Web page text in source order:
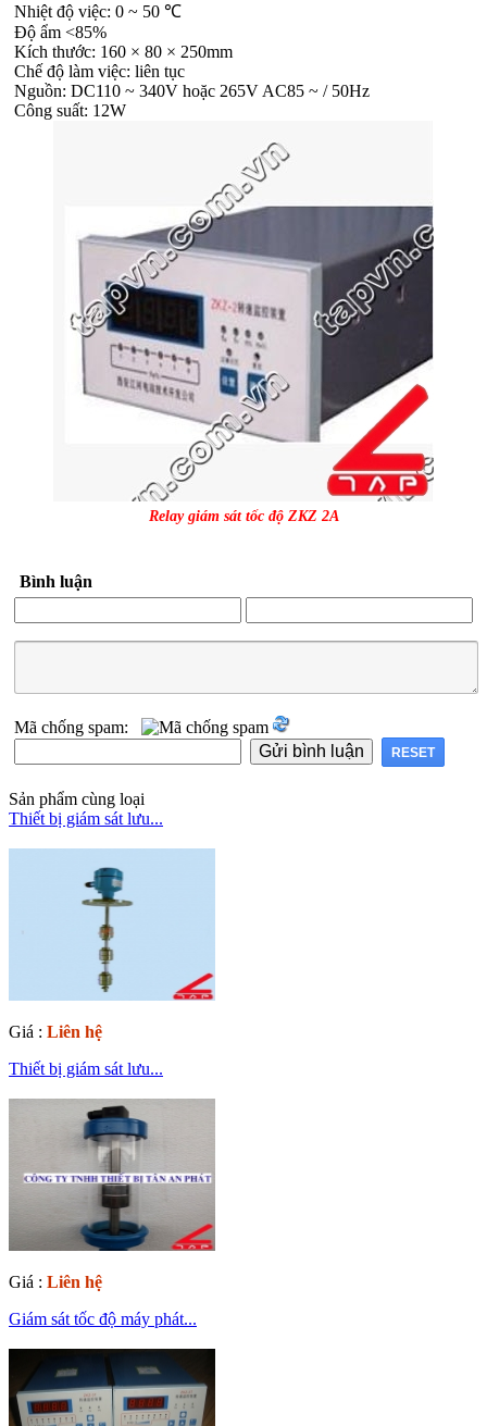
Nhiệt độ việc: 0 ~ 50 ℃
Độ ẩm <85%
Kích thước: 160 × 80 × 250mm
Chế độ làm việc: liên tục
Nguồn: DC110 ~ 340V hoặc 265V AC85 ~ / 50Hz
Công suất: 12W
Relay giám sát tốc độ ZKZ 2A
Bình luận
Mã chống spam:
Sản phẩm cùng loại
Thiết bị giám sát lưu...
Giá : Liên hệ
Thiết bị giám sát lưu...
Giá : Liên hệ
Giám sát tốc độ máy phát...